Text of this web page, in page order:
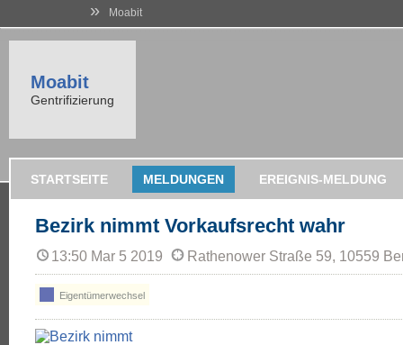
» Moabit
Moabit
Gentrifizierung
STARTSEITE MELDUNGEN EREIGNIS-MELDUNG
Bezirk nimmt Vorkaufsrecht wahr
13:50 Mar 5 2019 Rathenower Straße 59, 10559
Eigentümerwechsel